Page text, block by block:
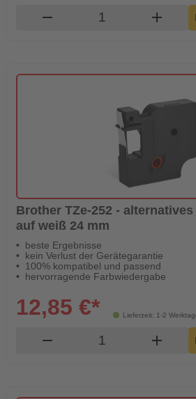
remove Produkt add
Brother TZe-252 -
auf weiß 24 mm
beste Ergebnisse
kein Verlust der Gerätegarantie
100% kompatibel und passend
hervorragende Farbwiedergabe
Lieferzeit: 1-2
12,85 €*
remove Produkt add